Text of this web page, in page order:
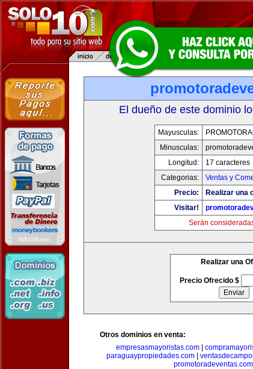
El dueño de este dominio
Mayusculas:
Minusculas:
Longitud:
17 caracteres
Categorias:
Ventas y
Precio:
Realizar una
Visitar!
Serán
Realizar una
Precio Ofrecido $
Otros dominios en venta:
empresasmayoristas.com|
paraguaypropiedades.com
promotoradeventas.com